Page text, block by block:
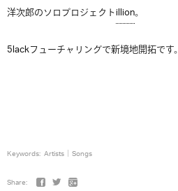
洋次郎のソロプロジェクトillion。
5lackフューチャリングで新境地開拓です。
Keywords: Artists Songs
Share: